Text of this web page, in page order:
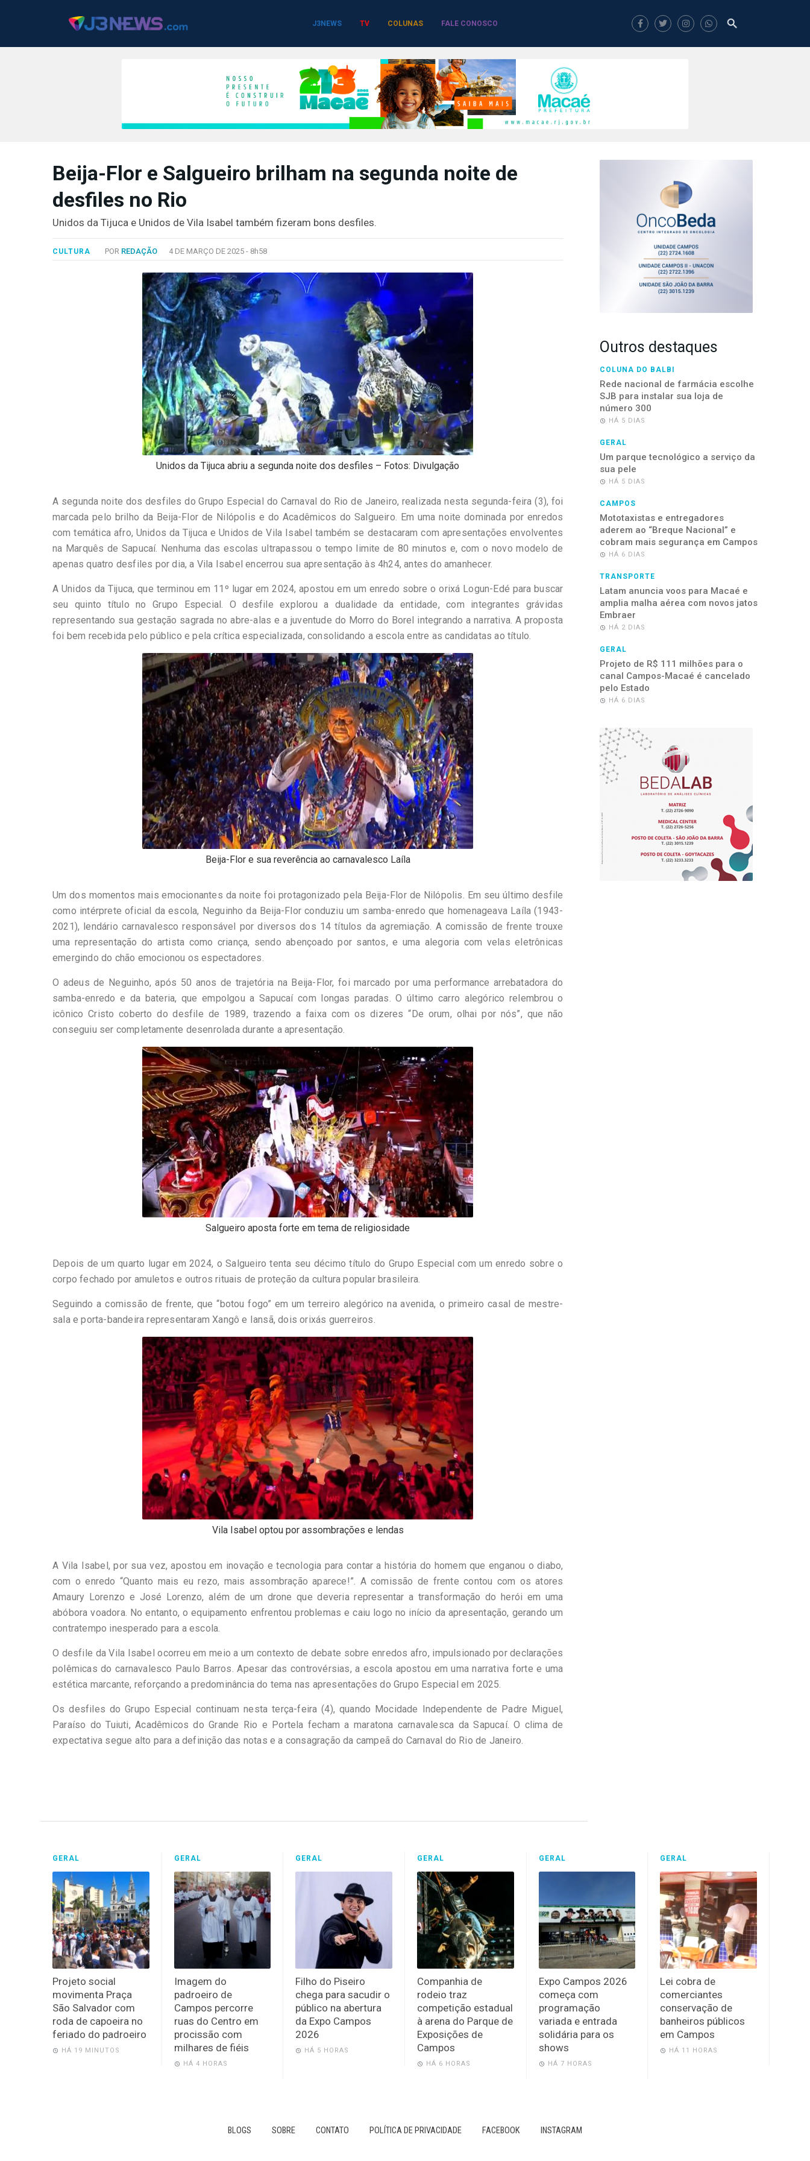
J3NEWS TV COLUNAS FALE CONOSCO
Beija-Flor e Salgueiro brilham na segunda noite de
desfiles no Rio
Unidos da Tijuca e Unidos de Vila Isabel também fizeram bons desfiles.
CULTURA POR REDAÇÃO 4 DE MARÇO DE 2025 - 8h58
Unidos da Tijuca abriu a segunda noite dos desfiles – Fotos: Divulgação
A segunda noite dos desfiles do Grupo Especial do Carnaval do Rio de Janeiro, realizada nesta segunda-feira (3), foi
marcada pelo brilho da Beija-Flor de Nilópolis e do Acadêmicos do Salgueiro. Em uma noite dominada por enredos
com temática afro, Unidos da Tijuca e Unidos de Vila Isabel também se destacaram com apresentações envolventes
na Marquês de Sapucaí. Nenhuma das escolas ultrapassou o tempo limite de 80 minutos e, com o novo modelo de
apenas quatro desfiles por dia, a Vila Isabel encerrou sua apresentação às 4h24, antes do amanhecer.
A Unidos da Tijuca, que terminou em 11º lugar em 2024, apostou em um enredo sobre o orixá Logun-Edé para buscar
seu quinto título no Grupo Especial. O desfile explorou a dualidade da entidade, com integrantes grávidas
representando sua gestação sagrada no abre-alas e a juventude do Morro do Borel integrando a narrativa. A proposta
foi bem recebida pelo público e pela crítica especializada, consolidando a escola entre as candidatas ao título.
Beija-Flor e sua reverência ao carnavalesco Laíla
Um dos momentos mais emocionantes da noite foi protagonizado pela Beija-Flor de Nilópolis. Em seu último desfile
como intérprete oficial da escola, Neguinho da Beija-Flor conduziu um samba-enredo que homenageava Laíla (1943-
2021), lendário carnavalesco responsável por diversos dos 14 títulos da agremiação. A comissão de frente trouxe
uma representação do artista como criança, sendo abençoado por santos, e uma alegoria com velas eletrônicas
emergindo do chão emocionou os espectadores.
O adeus de Neguinho, após 50 anos de trajetória na Beija-Flor, foi marcado por uma performance arrebatadora do
samba-enredo e da bateria, que empolgou a Sapucaí com longas paradas. O último carro alegórico relembrou o
icônico Cristo coberto do desfile de 1989, trazendo a faixa com os dizeres “De orum, olhai por nós”, que não
conseguiu ser completamente desenrolada durante a apresentação.
Salgueiro aposta forte em tema de religiosidade
Depois de um quarto lugar em 2024, o Salgueiro tenta seu décimo título do Grupo Especial com um enredo sobre o
corpo fechado por amuletos e outros rituais de proteção da cultura popular brasileira.
Seguindo a comissão de frente, que “botou fogo” em um terreiro alegórico na avenida, o primeiro casal de mestre-
sala e porta-bandeira representaram Xangô e Iansã, dois orixás guerreiros.
Vila Isabel optou por assombrações e lendas
A Vila Isabel, por sua vez, apostou em inovação e tecnologia para contar a história do homem que enganou o diabo,
com o enredo “Quanto mais eu rezo, mais assombração aparece!”. A comissão de frente contou com os atores
Amaury Lorenzo e José Lorenzo, além de um drone que deveria representar a transformação do herói em uma
abóbora voadora. No entanto, o equipamento enfrentou problemas e caiu logo no início da apresentação, gerando um
contratempo inesperado para a escola.
O desfile da Vila Isabel ocorreu em meio a um contexto de debate sobre enredos afro, impulsionado por declarações
polêmicas do carnavalesco Paulo Barros. Apesar das controvérsias, a escola apostou em uma narrativa forte e uma
estética marcante, reforçando a predominância do tema nas apresentações do Grupo Especial em 2025.
Os desfiles do Grupo Especial continuam nesta terça-feira (4), quando Mocidade Independente de Padre Miguel,
Paraíso do Tuiuti, Acadêmicos do Grande Rio e Portela fecham a maratona carnavalesca da Sapucaí. O clima de
expectativa segue alto para a definição das notas e a consagração da campeã do Carnaval do Rio de Janeiro.
Outros destaques
COLUNA DO BALBI
Rede nacional de farmácia escolhe
SJB para instalar sua loja de
número 300
HÁ 5 DIAS
GERAL
Um parque tecnológico a serviço da
sua pele
HÁ 5 DIAS
CAMPOS
Mototaxistas e entregadores
aderem ao “Breque Nacional” e
cobram mais segurança em Campos
HÁ 6 DIAS
TRANSPORTE
Latam anuncia voos para Macaé e
amplia malha aérea com novos jatos
Embraer
HÁ 2 DIAS
GERAL
Projeto de R$ 111 milhões para o
canal Campos-Macaé é cancelado
pelo Estado
HÁ 6 DIAS
GERAL
Projeto social
movimenta Praça
São Salvador com
roda de capoeira no
feriado do padroeiro
HÁ 19 MINUTOS
GERAL
Imagem do
padroeiro de
Campos percorre
ruas do Centro em
procissão com
milhares de fiéis
HÁ 4 HORAS
GERAL
Filho do Piseiro
chega para sacudir o
público na abertura
da Expo Campos
2026
HÁ 5 HORAS
GERAL
Companhia de
rodeio traz
competição estadual
à arena do Parque de
Exposições de
Campos
HÁ 6 HORAS
GERAL
Expo Campos 2026
começa com
programação
variada e entrada
solidária para os
shows
HÁ 7 HORAS
GERAL
Lei cobra de
comerciantes
conservação de
banheiros públicos
em Campos
HÁ 11 HORAS
BLOGS SOBRE CONTATO POLÍTICA DE PRIVACIDADE FACEBOOK INSTAGRAM